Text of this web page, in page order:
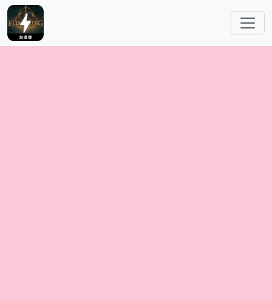
跳转到主要内容